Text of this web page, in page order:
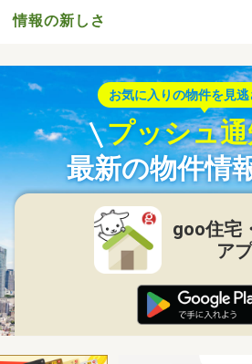
情報の新しさ
お気に入りの物件を見逃
プッシュ
最新の物件情
goo住宅
ア